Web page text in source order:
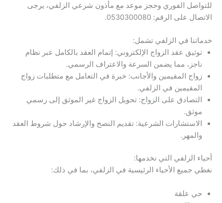
للتواصل الفوري وحجز موعد مع مأذون شرعي الزلفي، يرجى
الاتصال على الرقم: 0530300080.
خدماتنا في الزلفي تشمل:
توثيق عقد الزواج الإلكتروني: إتمام العقد بالكامل عبر نظام
ناجز، مما يضمن السرعة والاعتراف الرسمي.
زواج المقيمين والأجانب: خبرة في التعامل مع متطلبات زواج
المقيمين في الزلفي.
التصادق على الزواج: تحويل الزواج غير الموثق إلى رسمي
موثق.
الاستشارات الشرعية: تقديم النصح والإرشاد حول شروط العقد
والمهر.
أحياء الزلفي التي نخدمها:
نغطي جميع الأحياء الرئيسية في الزلفي، بما في ذلك:
حي علقة